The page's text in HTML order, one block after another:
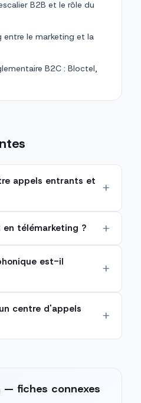
B2B et le rôle du
entre le marketing et la
B2C : Bloctel,
appels entrants et
en télémarketing ?
est-il
centre d'appels
— fiches connexes